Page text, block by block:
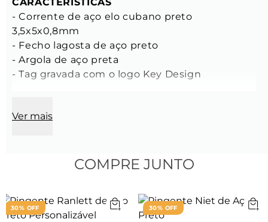
- Corrente de aço elo cubano preto
3,5x5x0,8mm
- Fecho lagosta de aço preto
- Argola de aço preta
- Tag gravada com o logo Key Design
- Tamanhos: P 50cm | M 60cm | G 70cm
Ver mais
COMPRE JUNTO
30% OFF 30% OFF